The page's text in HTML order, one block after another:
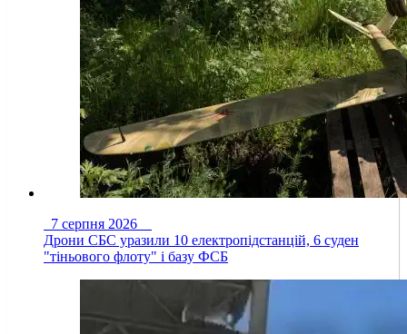
7 серпня 2026
Дрони СБС уразили 10 електропідстанцій, 6 суден
"тіньового флоту" і базу ФСБ